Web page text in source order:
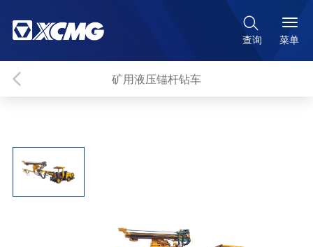

查询 菜单
矿用液压锚杆钻车